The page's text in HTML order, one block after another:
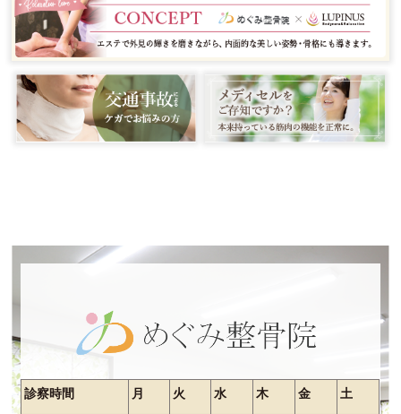
診察時間 月 火 水 木 金 土